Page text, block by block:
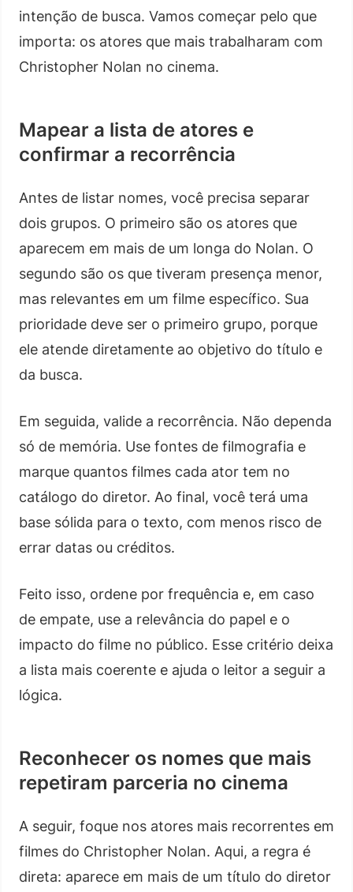
intenção de busca. Vamos começar pelo que
importa: os atores que mais trabalharam com
Christopher Nolan no cinema.
Mapear a lista de atores e
confirmar a recorrência
Antes de listar nomes, você precisa separar
dois grupos. O primeiro são os atores que
aparecem em mais de um longa do Nolan. O
segundo são os que tiveram presença menor,
mas relevantes em um filme específico. Sua
prioridade deve ser o primeiro grupo, porque
ele atende diretamente ao objetivo do título e
da busca.
Em seguida, valide a recorrência. Não dependa
só de memória. Use fontes de filmografia e
marque quantos filmes cada ator tem no
catálogo do diretor. Ao final, você terá uma
base sólida para o texto, com menos risco de
errar datas ou créditos.
Feito isso, ordene por frequência e, em caso
de empate, use a relevância do papel e o
impacto do filme no público. Esse critério deixa
a lista mais coerente e ajuda o leitor a seguir a
lógica.
Reconhecer os nomes que mais
repetiram parceria no cinema
A seguir, foque nos atores mais recorrentes em
filmes do Christopher Nolan. Aqui, a regra é
direta: aparece em mais de um título do diretor